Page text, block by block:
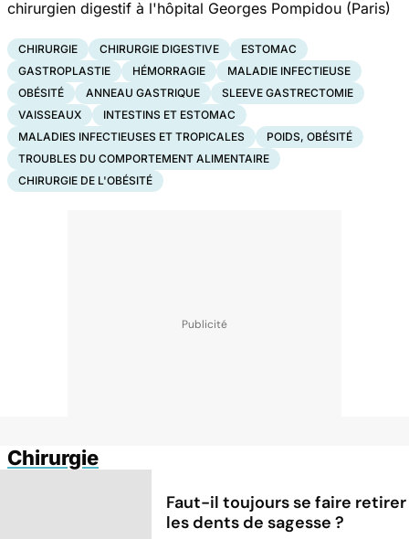
chirurgien digestif à l'hôpital Georges Pompidou (Paris)
CHIRURGIE CHIRURGIE DIGESTIVE
ESTOMAC
GASTROPLASTIE
HÉMORRAGIE
MALADIE INFECTIEUSE
OBÉSITÉ
ANNEAU GASTRIQUE
SLEEVE GASTRECTOMIE
VAISSEAUX
INTESTINS ET ESTOMAC
MALADIES INFECTIEUSES ET TROPICALES
POIDS, OBÉSITÉ
TROUBLES DU COMPORTEMENT ALIMENTAIRE
CHIRURGIE DE L'OBÉSITÉ
Chirurgie
Faut-il toujours se faire retirer
les dents de sagesse ?